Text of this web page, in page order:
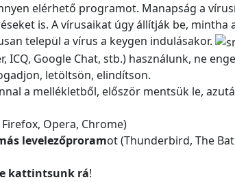
elérhető programot. Manapság a
is. A vírusaikat úgy állítják be, mintha
települ a vírus a keygen indulásakor.
ICQ, Google Chat, stb.) használunk, ne
letöltsön, elindítson.
a mellékletből, először mentsük le,
Opera, Chrome)
levelezőproramot (Thunderbird, The
kattintsunk rá!